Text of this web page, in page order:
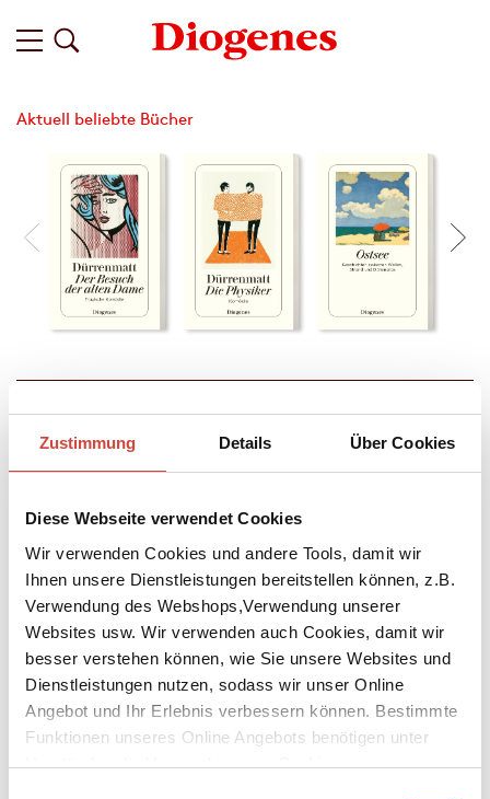
Zustimmung Details Über Cookies
Diese Webseite verwendet Cookies
Wir verwenden Cookies und andere Tools, damit wir
Ihnen unsere Dienstleistungen bereitstellen können, z.B.
Verwendung des Webshops,Verwendung unserer
Websites usw. Wir verwenden auch Cookies, damit wir
besser verstehen können, wie Sie unsere Websites und
Dienstleistungen nutzen, sodass wir unser Online
Angebot und Ihr Erlebnis verbessern können. Bestimmte
Funktionen unseres Online Angebots benötigen unter
Umständen die Verwendung von Cookies von
Aktuell beliebte Bücher